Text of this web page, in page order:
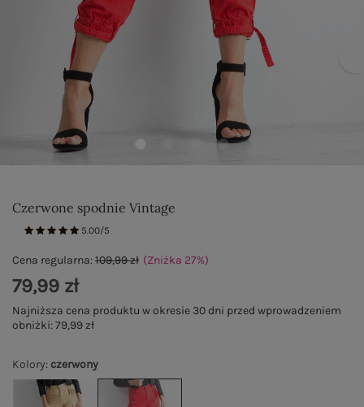
Czerwone spodnie Vintage
5.00/5
Kolory: czerwony
Cena regularna:109,99 zł (Zniżka 27%)
79,99 zł
Najniższa cena produktu w okresie 30 dni przed wprowadzeniem
obniżki:79,99 zł